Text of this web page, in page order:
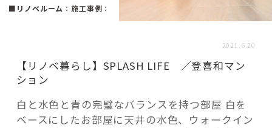
HAREL HAREL
活用事例
「モノ」
fleXe リノベ事例
■リノベルーム ：施工事例 ：
2021.6.20
【リノベ暮らし】SPLASH LIFE ／登喜和マン
ション
白と水色と青の完璧なバランスを持つ部屋 白を
ベースにしたお部屋に天井の水色、ウォークイン